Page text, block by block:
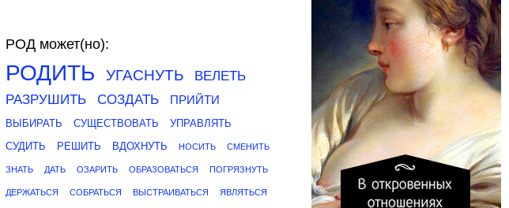
РОД может(но):
РОДИТЬ УГАСНУТЬ
ВЕЛЕТЬ
РАЗРУШИТЬ
СОЗДАТЬ ПРИЙТИ
ВЫБИРАТЬ СУЩЕСТВОВАТЬ
УПРАВЛЯТЬ
СУДИТЬ
РЕШИТЬ ВДОХНУТЬ НОСИТЬ СМЕНИТЬ
ЗНАТЬ ДАТЬ ОЗАРИТЬ ОБРАЗОВАТЬСЯ ПОГРЯЗНУТЬ
ДЕРЖАТЬСЯ СОБРАТЬСЯ ВЫСТРАИВАТЬСЯ ЯВЛЯТЬСЯ